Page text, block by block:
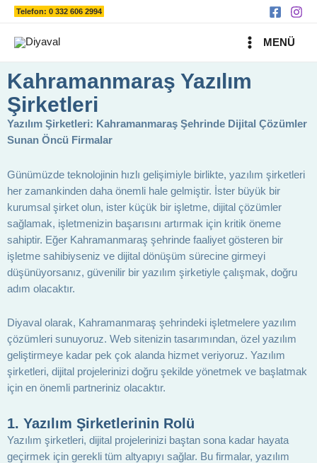
İçeriğeTelefon: 0 332 606 2994
MAIN
MENÜ
Kahramanmaraş Yazılım
Şirketleri
Yazılım Şirketleri: Kahramanmaraş Şehrinde Dijital Çözümler
Sunan Öncü Firmalar
Günümüzde teknolojinin hızlı gelişimiyle birlikte, yazılım şirketleri
her zamankinden daha önemli hale gelmiştir. İster büyük bir
kurumsal şirket olun, ister küçük bir işletme, dijital çözümler
sağlamak, işletmenizin başarısını artırmak için kritik öneme
sahiptir. Eğer Kahramanmaraş şehrinde faaliyet gösteren bir
işletme sahibiyseniz ve dijital dönüşüm sürecine girmeyi
düşünüyorsanız, güvenilir bir yazılım şirketiyle çalışmak, doğru
adım olacaktır.
Diyaval olarak, Kahramanmaraş şehrindeki işletmelere yazılım
çözümleri sunuyoruz. Web sitenizin tasarımından, özel yazılım
geliştirmeye kadar pek çok alanda hizmet veriyoruz. Yazılım
şirketleri, dijital projelerinizi doğru şekilde yönetmek ve başlatmak
için en önemli partneriniz olacaktır.
1. Yazılım Şirketlerinin Rolü
Yazılım şirketleri, dijital projelerinizi baştan sona kadar hayata
geçirmek için gerekli tüm altyapıyı sağlar. Bu firmalar, yazılım
Ara